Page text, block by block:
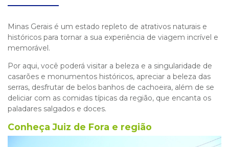
Minas Gerais é um estado repleto de atrativos naturais e
históricos para tornar a sua experiência de viagem incrível e
memorável.
Por aqui, você poderá visitar a beleza e a singularidade de
casarões e monumentos históricos, apreciar a beleza das
serras, desfrutar de belos banhos de cachoeira, além de se
deliciar com as comidas típicas da região, que encanta os
paladares salgados e doces.
Conheça Juiz de Fora e região